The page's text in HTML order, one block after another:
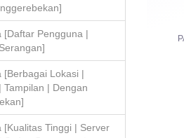
Pengguna |
Lokasi |
Tampilan | Dengan
Tinggi | Server